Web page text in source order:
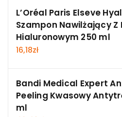
L’Oréal Paris Elseve
Szampon Nawilżający Z
Hialuronowym 250 ml
16,18zł
Bandi Medical Expert
Peeling Kwasowy
ml